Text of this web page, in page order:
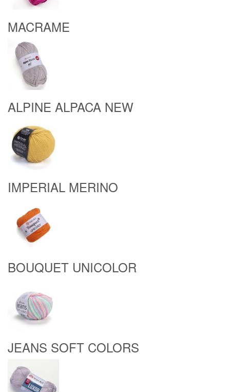
MACRAME
ALPINE ALPACA NEW
IMPERIAL MERINO
BOUQUET UNICOLOR
JEANS SOFT COLORS